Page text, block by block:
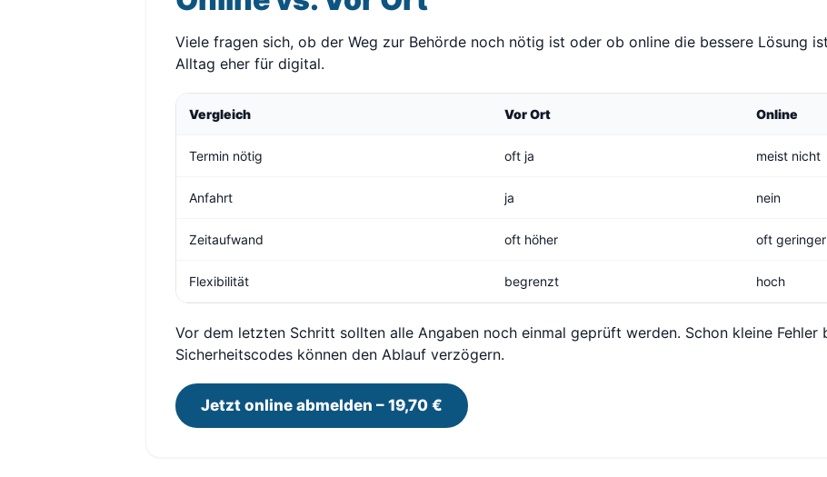
Viele fragen sich, ob der Weg zur Behörde noch nötig ist oder ob online die bessere Lösung
Alltag eher für digital.
Vergleich Vor Ort Online
Termin nötig oft ja meist nicht
Anfahrt ja nein
Zeitaufwand oft höher oft geringer
Flexibilität begrenzt hoch
Vor dem letzten Schritt sollten alle Angaben noch einmal geprüft werden. Schon kleine Fehler
Sicherheitscodes können den Ablauf verzögern.
Jetzt online abmelden – 19,70 €